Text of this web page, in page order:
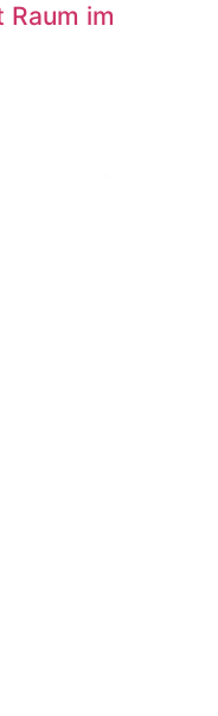
Raum im